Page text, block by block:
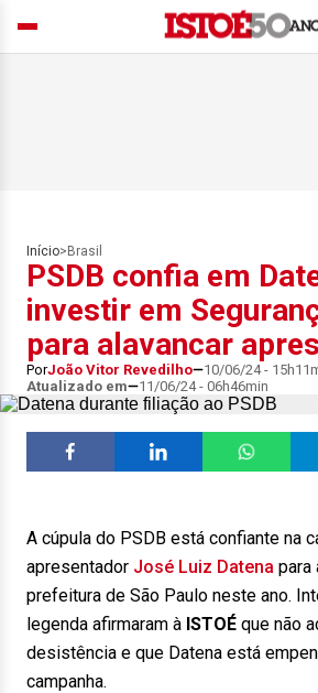
Início> Brasil
PSDB confia em
investir em
para alavancar
PorJoão Vitor Revedilho 10/06/24 -
Atualizado em
11/06/24 - 06h46min
A cúpula do PSDB está confiante na
apresentador José Luiz Datena para
prefeitura de São Paulo neste ano.
legenda afirmaram à ISTOÉ que não
desistência e que Datena está
campanha.